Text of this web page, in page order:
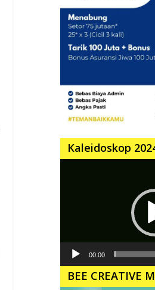
Kaleidoskop
00:00
BEE CREATIVE